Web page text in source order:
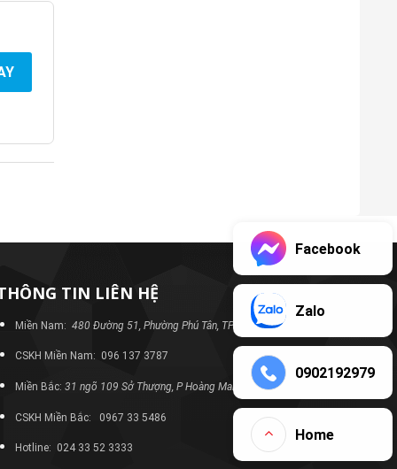
TIN LIÊN HỆ
Miền Nam: 480 Đường 51, Phường Phú Tân, TP Bình Dương
CSKH Miền Nam: 096 137 3787
Miền Bắc: 31 ngõ 109 Sở Thượng, P Hoàng Mai, TP Hà Nội
CSKH Miền Bắc: 0967 33 5486
Hotline: 024 33 52 3333
Facebook
Zalo
0902192979
Home